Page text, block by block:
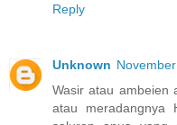
Reply
Unknown
Wasir atau ambeien
atau meradangnya